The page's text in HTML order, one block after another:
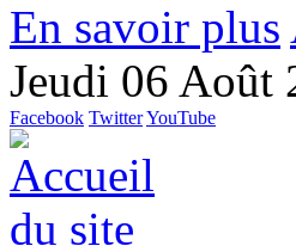
En savoir plus
Jeudi 06 Août
Facebook TwitterYouTube